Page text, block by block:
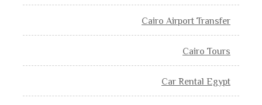
Cairo Airport Transfer
Cairo Tours
Car Rental Egypt